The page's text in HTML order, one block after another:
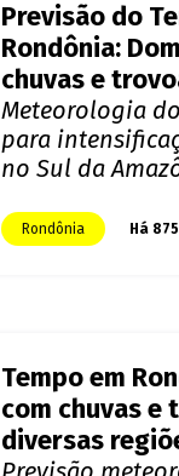
Previsão do
Rondônia:
chuvas e
Meteorologia
para
no Sul da
Rondônia Há
Tempo em
com chuvas e
diversas